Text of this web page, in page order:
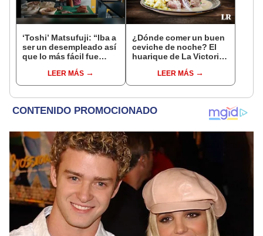
‘Toshi’ Matsufuji: “Iba a
ser un desempleado así
que lo más fácil fue
LEER MÁS
¿Dónde comer un buen
ceviche de noche? El
huarique de La Victoria
mañanaLEER MÁS